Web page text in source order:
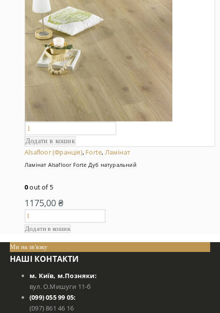
Додати в кошик
Alsafloor (Франція), Forte, Ламінат
Ламінат Alsafloor Forte Дуб натуральний
0out of 5
1175,00 ₴
Додати в кошик
Ми на зв'язку
НАШІ КОНТАКТИ
м. Київ, м.Позняки:
вул. О.Мишуги 11-б
(099) 055 99 05:
(097) 861 46 16